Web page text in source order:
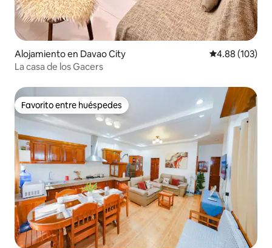
Alojamiento en Davao City Calificación
4.88 (103)
La casa de los Gacers
Favorito entre huéspedes
Favorito entre huéspedes